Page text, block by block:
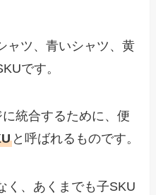
ャツ、青いシャツ、黄
です。
統合するために、便
と呼ばれるものです。
く、あくまでも子SKU